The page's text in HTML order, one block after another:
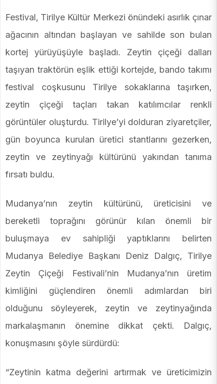
Festival, Tirilye Kültür Merkezi önündeki asırlık çınar
ağacının altından başlayan ve sahilde son bulan
kortej yürüyüşüyle başladı. Zeytin çiçeği dalları
taşıyan traktörün eşlik ettiği kortejde, bando takımı
festival coşkusunu Tirilye sokaklarına taşırken,
zeytin çiçeği taçları takan katılımcılar renkli
görüntüler oluşturdu. Tirilye’yi dolduran ziyaretçiler,
gün boyunca kurulan üretici stantlarını gezerken,
zeytin ve zeytinyağı kültürünü yakından tanıma
fırsatı buldu.
Mudanya’nın zeytin kültürünü, üreticisini ve
bereketli toprağını görünür kılan önemli bir
buluşmaya ev sahipliği yaptıklarını belirten
Mudanya Belediye Başkanı Deniz Dalgıç, Tirilye
Zeytin Çiçeği Festivali’nin Mudanya’nın üretim
kimliğini güçlendiren önemli adımlardan biri
olduğunu söyleyerek, zeytin ve zeytinyağında
markalaşmanın önemine dikkat çekti. Dalgıç,
konuşmasını şöyle sürdürdü:
“Zeytinin katma değerini artırmak ve üreticimizin